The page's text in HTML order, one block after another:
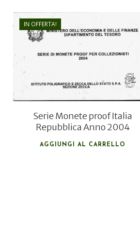
IN OFFERTA!
€105,00
€98,00
Serie Monete proof Italia
Repubblica Anno 2004
AGGIUNGI AL CARRELLO